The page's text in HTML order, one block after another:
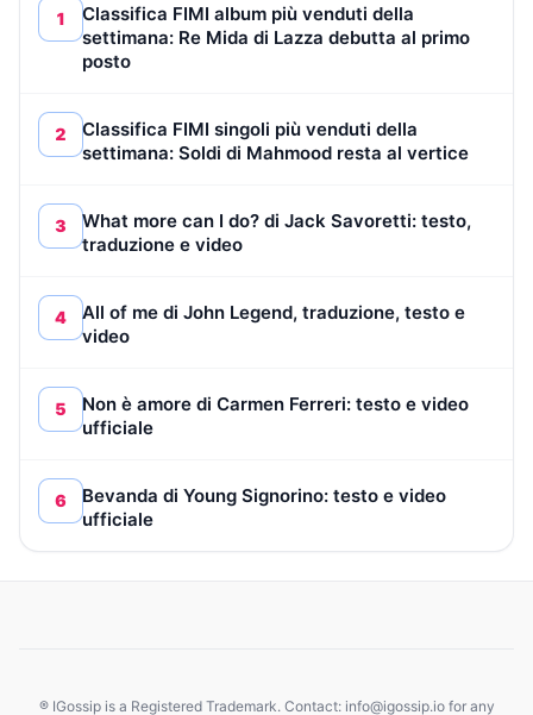
1
Classifica FIMI album più venduti della
settimana: Re Mida di Lazza debutta al primo
posto
2
Classifica FIMI singoli più venduti della
settimana: Soldi di Mahmood resta al vertice
3
What more can I do? di Jack Savoretti: testo,
traduzione e video
4
All of me di John Legend, traduzione, testo e
video
5
Non è amore di Carmen Ferreri: testo e video
ufficiale
6
Bevanda di Young Signorino: testo e video
ufficiale
® IGossip is a Registered Trademark. Contact: info@igossip.io for any